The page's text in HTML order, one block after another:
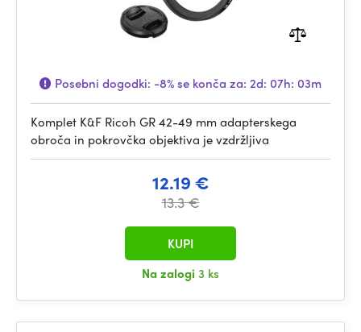
Posebni dogodki: -8%se konča za: 2d: 07h: 03m
Komplet K&F Ricoh GR 42-49 mm adapterskega
obroča in pokrovčka objektiva je vzdržljiva
12.19 €
13.3 €
Na zalogi 3 ks
KUPI